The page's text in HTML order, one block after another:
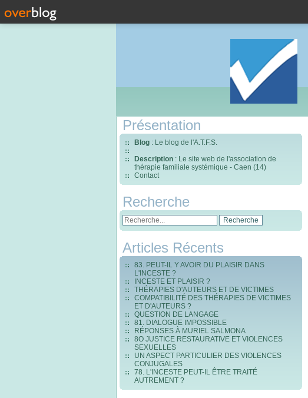
Présentation
Blog : Le blog de l'A.T.F.S.
Description : Le site web de l'association de
thérapie familiale systémique - Caen (14)
Contact
Recherche
Articles Récents
83. PEUT-IL Y AVOIR DU PLAISIR DANS
L'INCESTE ?
INCESTE ET PLAISIR ?
THÉRAPIES D'AUTEURS ET DE VICTIMES
COMPATIBILITÉ DES THÉRAPIES DE VICTIMES
ET D'AUTEURS ?
QUESTION DE LANGAGE
81. DIALOGUE IMPOSSIBLE
RÉPONSES À MURIEL SALMONA
8O JUSTICE RESTAURATIVE ET VIOLENCES
SEXUELLES
UN ASPECT PARTICULIER DES VIOLENCES
CONJUGALES
78. L'INCESTE PEUT-IL ÊTRE TRAITÉ
AUTREMENT ?